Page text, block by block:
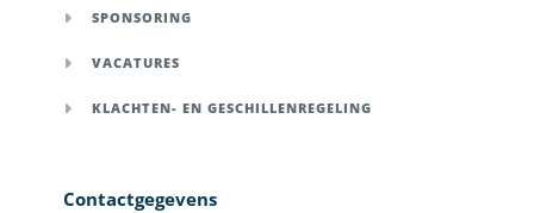
SPONSORING
VACATURES
KLACHTEN- EN GESCHILLENREGELING
Contactgegevens